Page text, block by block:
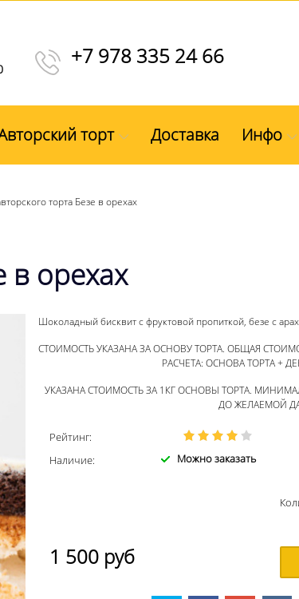
+7 978 335 24 66
торт Доставка Инфо
торта Безе в орехах
в орехах
Шоколадный бисквит с фруктовой пропиткой, безе с
СТОИМОСТЬ УКАЗАНА ЗА ОСНОВУ ТОРТА. ОБЩАЯ
РАСЧЕТА: ОСНОВА ТОРТА +
УКАЗАНА СТОИМОСТЬ ЗА 1КГ ОСНОВЫ ТОРТА.
ДО ЖЕЛАЕМОЙ
Рейтинг:
Наличие:
Можно заказать
1 500 руб